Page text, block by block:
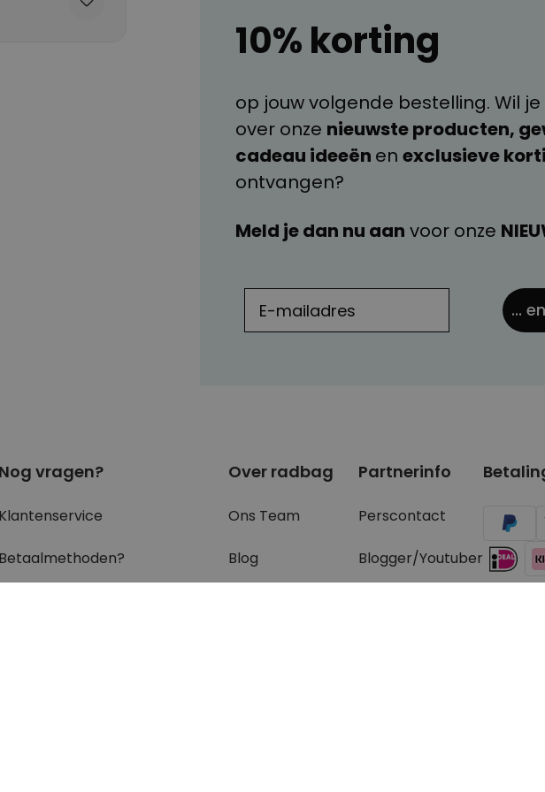
10% korting
op jouw volgende bestelling. Wil
over onze nieuwste producten,
cadeau ideeën en exclusieve
ontvangen?
Meld je dan nu aan voor onze
...
Nog vragen?
Klantenservice
Betaalmethoden?
Over radbag
Ons Team
Blog
Partnerinfo
Perscontact
Blogger/Youtuber